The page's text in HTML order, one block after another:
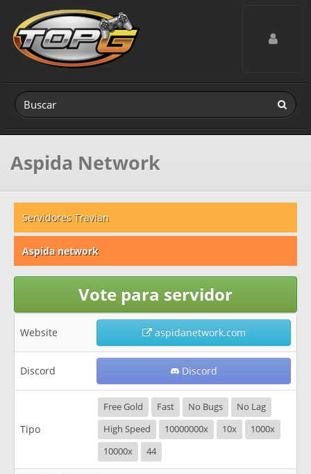
Toggle
Aspida Network
Servidores Travian
Aspida network
Vote para servidor
Website aspidanetwork.com
Discord Discord
Tipo
Free Gold Fast No Bugs
No Lag
High Speed
10000000x 10x
1000x
10000x
44